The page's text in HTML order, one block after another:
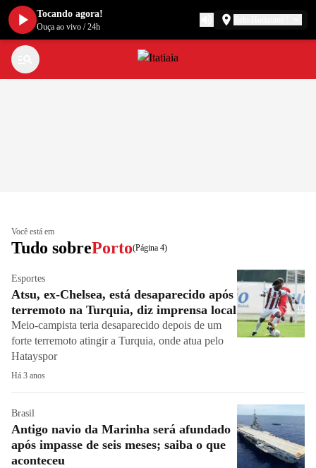
Você está em
Tudo sobrePorto(Página 4)
Esportes
Atsu, ex-Chelsea, está desaparecido após
terremoto na Turquia, diz imprensa local
Meio-campista teria desaparecido depois de um
forte terremoto atingir a Turquia, onde atua pelo
Hatayspor
Há 3 anos
Brasil
Antigo navio da Marinha será afundado
após impasse de seis meses; saiba o que
aconteceu
Tocando agora!
Ouça ao vivo /24h